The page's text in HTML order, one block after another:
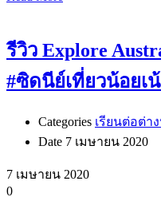
รีวิว Explore
#ซิดนีย์เที่ยวน้อยเ
Categories เรียนต่อต่า
Date 7 เมษายน 2020
7 เมษายน 2020
0